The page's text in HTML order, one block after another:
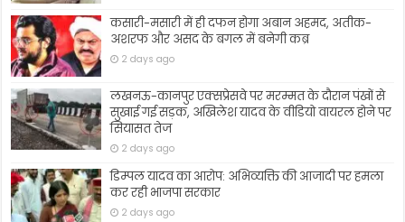
कसारी-मसारी में ही दफन होगा अबान अहमद, अतीक-
अशरफ और असद के बगल में बनेगी कब्र
2 days ago
लखनऊ-कानपुर एक्सप्रेसवे पर मरम्मत के दौरान पंखों से
सुखाई गई सड़क, अखिलेश यादव के वीडियो वायरल होने पर
सियासत तेज
2 days ago
डिम्पल यादव का आरोप: अभिव्यक्ति की आजादी पर हमला
कर रही भाजपा सरकार
2 days ago